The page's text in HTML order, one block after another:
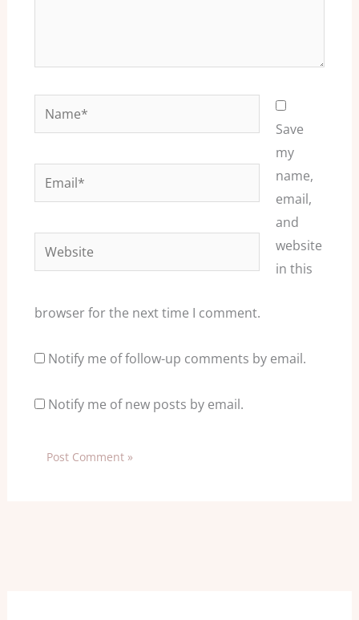
Name*
Email*
Website
Save
my
name,
email,
and
website
in this
browser for the next time I comment.
Notify me of follow-up comments by email.
Notify me of new posts by email.